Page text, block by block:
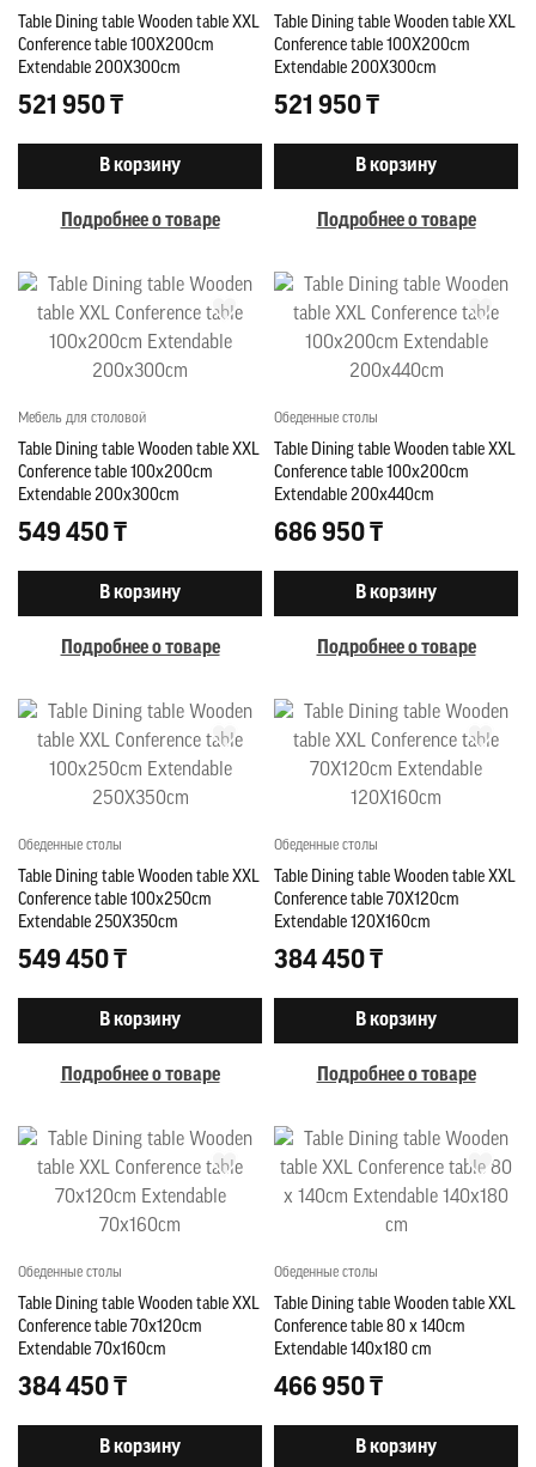
Table Dining table Wooden table XXL
Conference table 100X200cm
Extendable 200X300cm
521 950 ₸
В корзину
Подробнее о товаре
Table Dining table Wooden table XXL
Conference table 100X200cm
Extendable 200X300cm
521 950 ₸
В корзину
Подробнее о товаре
Мебель для столовой
Table Dining table Wooden table XXL
Conference table 100x200cm
Extendable 200x300cm
549 450 ₸
В корзину
Подробнее о товаре
Обеденные столы
Table Dining table Wooden table XXL
Conference table 100x200cm
Extendable 200x440cm
686 950 ₸
В корзину
Подробнее о товаре
Обеденные столы
Table Dining table Wooden table XXL
Conference table 100x250cm
Extendable 250X350cm
549 450 ₸
В корзину
Подробнее о товаре
Обеденные столы
Table Dining table Wooden table XXL
Conference table 70X120cm
Extendable 120X160cm
384 450 ₸
В корзину
Подробнее о товаре
Обеденные столы
Table Dining table Wooden table XXL
Conference table 70x120cm
Extendable 70x160cm
384 450 ₸
В корзину
Обеденные столы
Table Dining table Wooden table XXL
Conference table 80 x 140cm
Extendable 140x180 cm
466 950 ₸
В корзину